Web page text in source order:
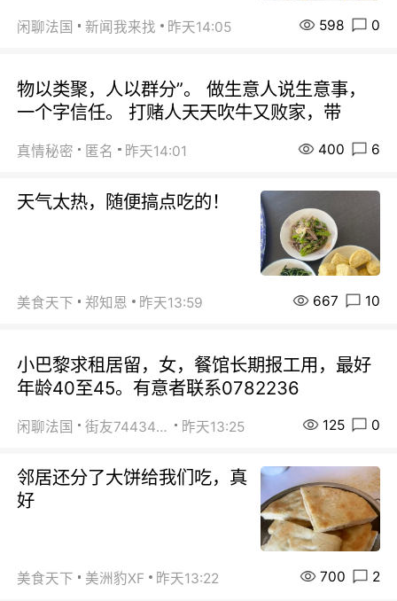
闲聊法国 新闻我来找 昨天14:05 598 0
物以类聚，人以群分”。 做生意人说生意事，
一个字信任。 打赌人天天吹牛又败家，带
真情秘密 匿名 昨天14:01 400 6
天气太热，随便搞点吃的！
美食天下 郑知恩 昨天13:59 667 10
小巴黎求租居留，女，餐馆长期报工用，最好
年龄40至45。有意者联系0782236
闲聊法国 街友74434350 昨天13:25 125 0
邻居还分了大饼给我们吃，真
好
美食天下 美洲豹XF 昨天13:22 700 2